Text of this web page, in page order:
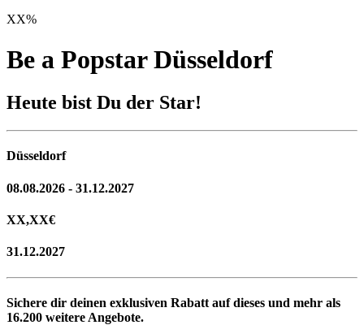
XX%
Be a Popstar Düsseldorf
Heute bist Du der Star!
Düsseldorf
08.08.2026 - 31.12.2027
XX,XX€
31.12.2027
Sichere dir deinen exklusiven Rabatt auf dieses und mehr als
16.200 weitere Angebote.